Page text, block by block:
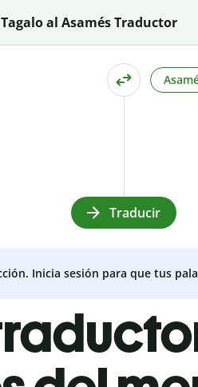
Tagalo al Asamés Traductor
Traducir
Inicia sesión para que tus